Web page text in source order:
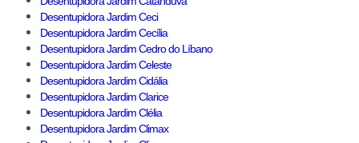
Desentupidora Jardim Ceci
Desentupidora Jardim Cecília
Desentupidora Jardim Cedro do Líbano
Desentupidora Jardim Celeste
Desentupidora Jardim Cidália
Desentupidora Jardim Clarice
Desentupidora Jardim Clélia
Desentupidora Jardim Climax